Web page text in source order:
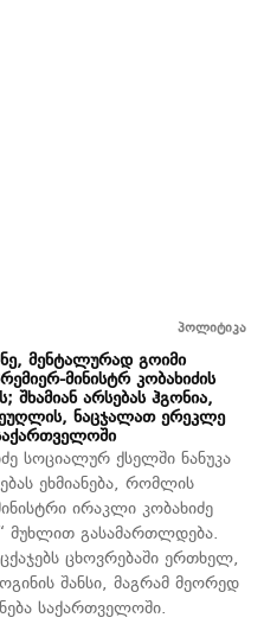
პოლიტიკა
მენტალურად გოიმი
მინისტრ კობახიძის
არსებას ჰგონია,
ნაცჯალათ ერეკლე
სოციალურ ქსელში ნანუკა
ეხმიანება, რომლის
ირაკლი კობახიძე
მუხლით გასამართლდება.
ცხოვრებაში ერთხელ,
შანსი, მაგრამ მეორედ
საქართველოში.